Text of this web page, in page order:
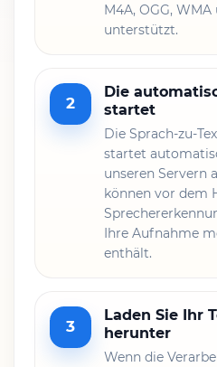
M4A, OGG,
unterstützt.
2
Die
startet
Die Sprach-zu-
startet
unseren Servern
können vor dem
Ihre Aufnahme
enthält.
3
Laden Sie Ihr
herunter
Wenn die